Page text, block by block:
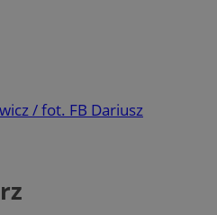
/ fot. FB Dariusz